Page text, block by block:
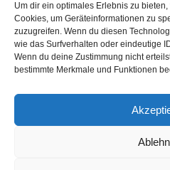
Um dir ein optimales Erlebnis zu
Cookies, um Geräteinformationen zu
zuzugreifen. Wenn du diesen
wie das Surfverhalten oder eindeutige
Wenn du deine Zustimmung nicht
bestimmte Merkmale und Funktionen
Impressum
Datenschutzerklärung
Nutzungsbedingungen |
AGB